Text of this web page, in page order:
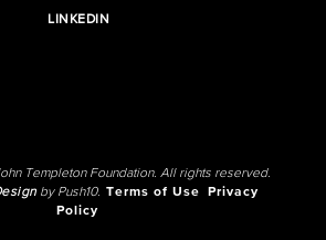
LINKEDIN
Templeton Foundation. All rights reserved.
by Push10. Terms of Use
Privacy
Policy